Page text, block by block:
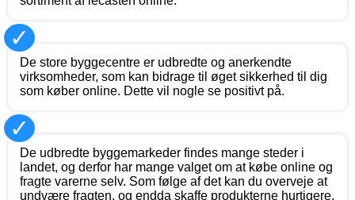
✓
De store byggecentre er udbredte og anerkendte
virksomheder, som kan bidrage til øget sikkerhed til dig
som køber online. Dette vil nogle se positivt på.
✓
De udbredte byggemarkeder findes mange steder i
landet, og derfor har mange valget om at købe online og
fragte varerne selv. Som følge af det kan du overveje at
undvære fragten, og endda skaffe produkterne hurtigere.